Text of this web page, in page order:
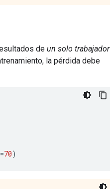
de un solo trabajador
la pérdida debe
=70)